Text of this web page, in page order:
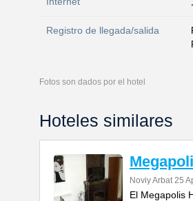
Registro de llegada/salida
Fotos son dados por el hotel
Hoteles similares
Noviy Arbat 25
El Megapolis